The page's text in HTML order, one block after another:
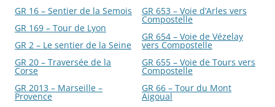
GR 16 – Sentier de la Semois
GR 169 – Tour de Lyon
GR 2 – Le sentier de la Seine
GR 20 – Traversée de la
Corse
GR 2013 – Marseille –
Provence
GR 653 – Voie d’Arles vers
Compostelle
GR 654 – Voie de Vézelay
vers Compostelle
GR 655 – Voie de Tours vers
Compostelle
GR 66 – Tour du Mont
Aigoual